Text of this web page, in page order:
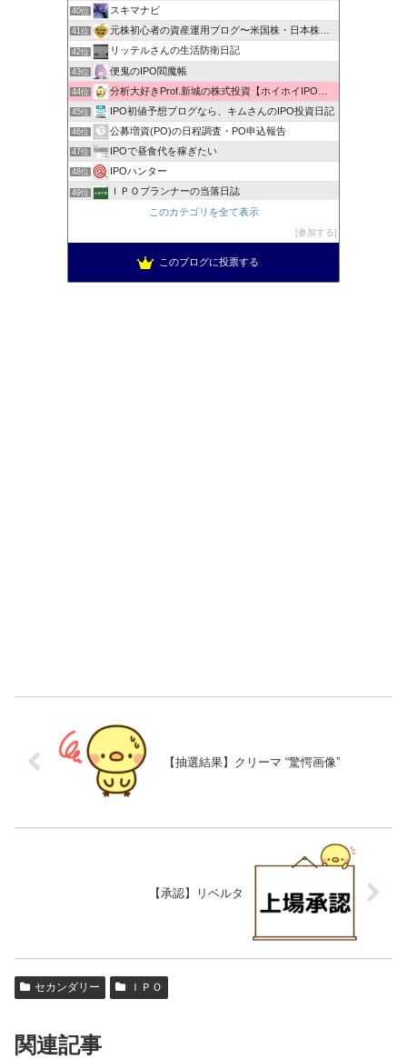
40位 スキマナビ
41位 元株初心者の資産運用ブログ〜米国株・日本株・IPO株投資
42位 リッテルさんの生活防衛日記
43位 便鬼のIPO閻魔帳
44位 分析大好きProf.新城の株式投資【ホイホイIPO投資術】
45位 IPO初値予想ブログなら、キムさんのIPO投資日記
46位 公募増資(PO)の日程調査・PO申込報告
47位 IPOで昼食代を稼ぎたい
48位 IPOハンター
49位 ＩＰＯプランナーの当落日誌
新規公開株で1000万への道！
このカテゴリを全て表示
参加する
このブログに投票する
【抽選結果】クリーマ “驚愕画像”
【承認】リベルタ
セカンダリー ＩＰＯ
関連記事